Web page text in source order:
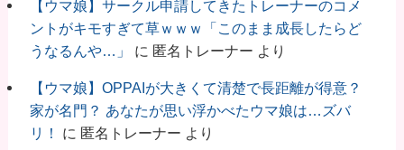
【ウマ娘】サークル申請してきたトレーナーのコメ
ントがキモすぎて草ｗｗｗ「このまま成長したらど
うなるんや…」
に 匿名トレーナー より
【ウマ娘】OPPAIが大きくて清楚で長距離が得意？
家が名門？ あなたが思い浮かべたウマ娘は…ズバ
リ！
に 匿名トレーナー より